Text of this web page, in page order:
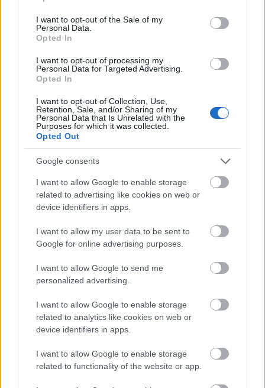
use your data for below specified purposes in below Google
consent section.
I want to opt-out of the Sale of my
Personal Data.
Opted In
I want to opt-out of processing my
Personal Data for Targeted Advertising.
Opted In
I want to opt-out of Collection, Use,
Retention, Sale, and/or Sharing of my
Personal Data that Is Unrelated with the
Purposes for which it was collected.
Opted Out
Google consents
I want to allow Google to enable storage
related to advertising like cookies on web or
device identifiers in apps.
I want to allow my user data to be sent to
Google for online advertising purposes.
I want to allow Google to send me
personalized advertising.
I want to allow Google to enable storage
related to analytics like cookies on web or
device identifiers in apps.
I want to allow Google to enable storage
related to functionality of the website or app.
δημόσια συγκοινωνία (η στάση του λεωφορείου είναι
ακριβώς έξω από το ξενοδοχείο), ο οικισμός του Αγίου
Προκοπίου προσφέρει ένα ειδυλλιακό περιβάλλον για
όσους αναζητούν μία μοναδική ταξιδιωτική εμπειρία
Lagos Mare Boutique Hotelείναι το μέρος όπου θα
απολαύσετε την κάθε σας στιγμή στο νησί της Νάξου
και θα γεμίσετε το ταξιδιωτικό σας ημερολόγιο με
αξέχαστες εμπειρίες και ιστορίες.
ΠΑΡΟΧΕΣ
Εστιατόριο
Πισίνα
Wi-Fi
Γυμναστήριο
Επιτρέπονται κατοικίδια (κατόπιν συνεννοήσεως)